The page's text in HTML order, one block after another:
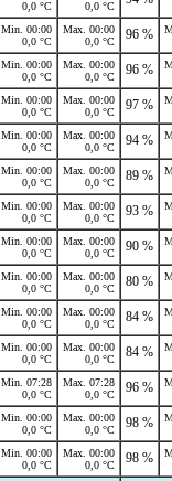
0,0 °C
0,0 °C
Min. 00:00
0,0 °C
Max. 00:00
0,0 °C
96 %
Min. 00:00
0,0 °C
Max. 00:00
0,0 °C
96 %
Min. 00:00
0,0 °C
Max. 00:00
0,0 °C
97 %
Min. 00:00
0,0 °C
Max. 00:00
0,0 °C
94 %
Min. 00:00
0,0 °C
Max. 00:00
0,0 °C
89 %
Min. 00:00
0,0 °C
Max. 00:00
0,0 °C
93 %
Min. 00:00
0,0 °C
Max. 00:00
0,0 °C
90 %
Min. 00:00
0,0 °C
Max. 00:00
0,0 °C
80 %
Min. 00:00
0,0 °C
Max. 00:00
0,0 °C
84 %
Min. 00:00
0,0 °C
Max. 00:00
0,0 °C
84 %
Min. 07:28
0,0 °C
Max. 07:28
0,0 °C
96 %
Min. 00:00
0,0 °C
Max. 00:00
0,0 °C
98 %
Min. 00:00
0,0 °C
Max. 00:00
0,0 °C
98 %